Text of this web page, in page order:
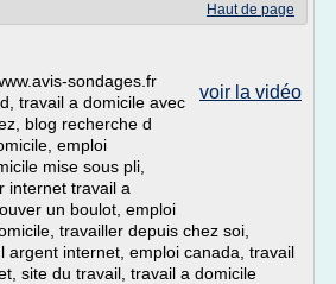
Haut de page
voir la vidéo
sondages.fr
travail a domicile avec
blog recherche d
emploi
mise sous pli,
internet travail a
un boulot, emploi
travailler depuis chez soi,
argent internet, emploi canada, travail
site du travail, travail a domicile